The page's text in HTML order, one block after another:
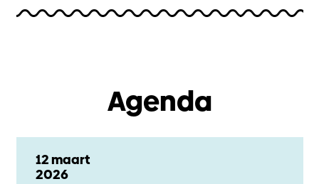
Agenda
12 maart
2026